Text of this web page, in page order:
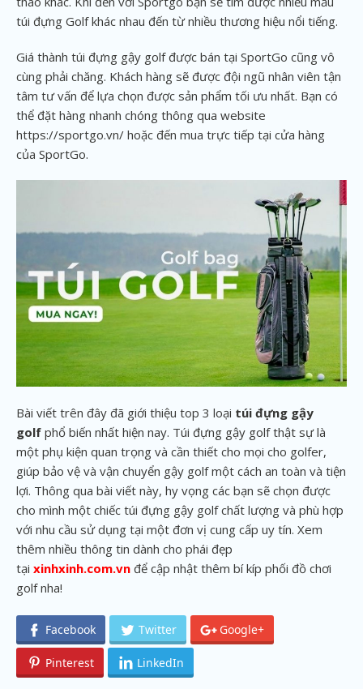
túi đựng Golf khác nhau đến từ nhiều thương hiệu nổi tiếng.
Giá thành túi đựng gậy golf được bán tại SportGo cũng vô
cùng phải chăng. Khách hàng sẽ được đội ngũ nhân viên tận
tâm tư vấn để lựa chọn được sản phẩm tối ưu nhất. Bạn có
thể đặt hàng nhanh chóng thông qua website
https://sportgo.vn/ hoặc đến mua trực tiếp tại cửa hàng
của SportGo.
Bài viết trên đây đã giới thiệu top 3 loại túi đựng gậy
golf phổ biến nhất hiện nay. Túi đựng gậy golf thật sự là
một phụ kiện quan trọng và cần thiết cho mọi cho golfer,
giúp bảo vệ và vận chuyển gậy golf một cách an toàn và tiện
lợi. Thông qua bài viết này, hy vọng các bạn sẽ chọn được
cho mình một chiếc túi đựng gậy golf chất lượng và phù hợp
với nhu cầu sử dụng tại một đơn vị cung cấp uy tín. Xem
thêm nhiều thông tin dành cho phái đẹp
tại xinhxinh.com.vn để cập nhật thêm bí kíp phối đồ chơi
golf nha!
Facebook Twitter Google+
Pinterest LinkedIn